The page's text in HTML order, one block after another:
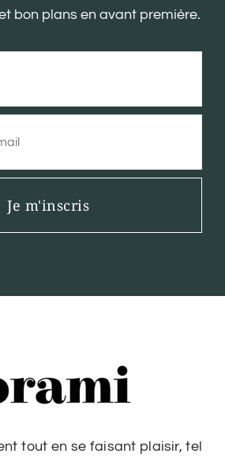
bon plans en avant première.
Je m'inscris
tout en se faisant plaisir, tel